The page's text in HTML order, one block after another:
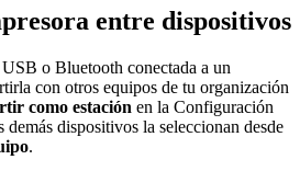
entre dispositivos
o Bluetooth conectada a un
con otros equipos de tu organización
como estación en la Configuración
dispositivos la seleccionan desde
.